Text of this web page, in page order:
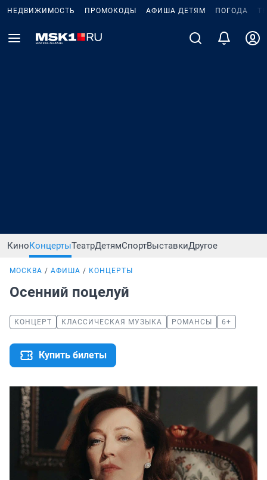
НЕДВИЖИМОСТЬ ПРОМОКОДЫ АФИША ДЕТЯМ ПОГОДА
КиноКонцертыТеатрДетямСпортВыставкиДругое
МОСКВА АФИША КОНЦЕРТЫ
Осенний поцелуй
КОНЦЕРТ КЛАССИЧЕСКАЯ МУЗЫКА РОМАНСЫ 6+
Купить билеты